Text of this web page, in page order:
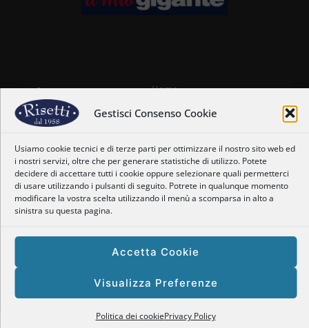
Gestisci Consenso Cookie
Usiamo cookie tecnici e di terze parti per ottimizzare il nostro sito web ed
i nostri servizi, oltre che per generare statistiche di utilizzo. Potete
decidere di accettare tutti i cookie oppure selezionare quali permetterci
di usare utilizzando i pulsanti di seguito. Potrete in qualunque momento
modificare la vostra scelta utilizzando il menù a scomparsa in alto a
sinistra su questa pagina.
Accetta Cookie
Visualizza Preferenze
Politica dei cookiePrivacy Policy
Home
Il nostro staff
Dove siamo
Orari
Newsletter
Privacy Policy
Tema responsive | Site byTomarelli Marco